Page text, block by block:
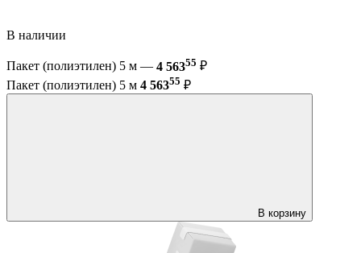
В наличии
Пакет (полиэтилен) 5 м — 4 56355 ₽
Пакет (полиэтилен) 5 м 4 56355 ₽
В корзину